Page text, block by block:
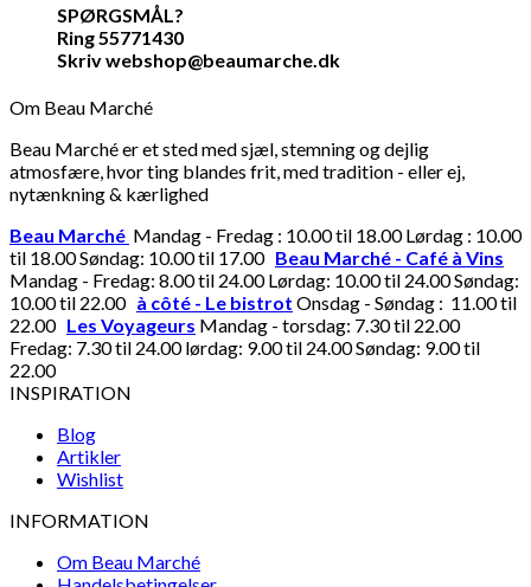
SPØRGSMÅL?
Ring 55771430
Skriv webshop@beaumarche.dk
Om Beau Marché
Beau Marché er et sted med sjæl, stemning og dejlig
atmosfære, hvor ting blandes frit, med tradition - eller ej,
nytænkning & kærlighed
Beau Marché Mandag - Fredag : 10.00 til 18.00 Lørdag : 10.00
til 18.00 Søndag: 10.00 til 17.00 Beau Marché - Café à Vins
Mandag - Fredag: 8.00 til 24.00 Lørdag: 10.00 til 24.00 Søndag:
10.00 til 22.00 à côté - Le bistrot Onsdag - Søndag : 11.00 til
22.00 Les Voyageurs Mandag - torsdag: 7.30 til 22.00
Fredag: 7.30 til 24.00 lørdag: 9.00 til 24.00 Søndag: 9.00 til
22.00
INSPIRATION
Blog
Artikler
Wishlist
INFORMATION
Om Beau Marché